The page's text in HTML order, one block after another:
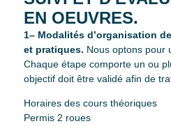
EN OEUVRES.
1– Modalités d’organisation
et pratiques. Nous optons pour
Chaque étape comporte un ou
objectif doit être validé afin de
Horaires des cours théoriques
Permis 2 roues